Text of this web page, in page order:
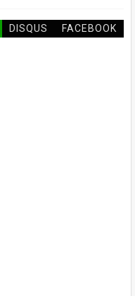
DISQUS FACEBOOK